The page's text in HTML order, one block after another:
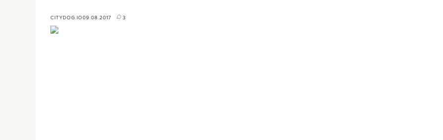
CITYDOG.IO09.08.2017 3